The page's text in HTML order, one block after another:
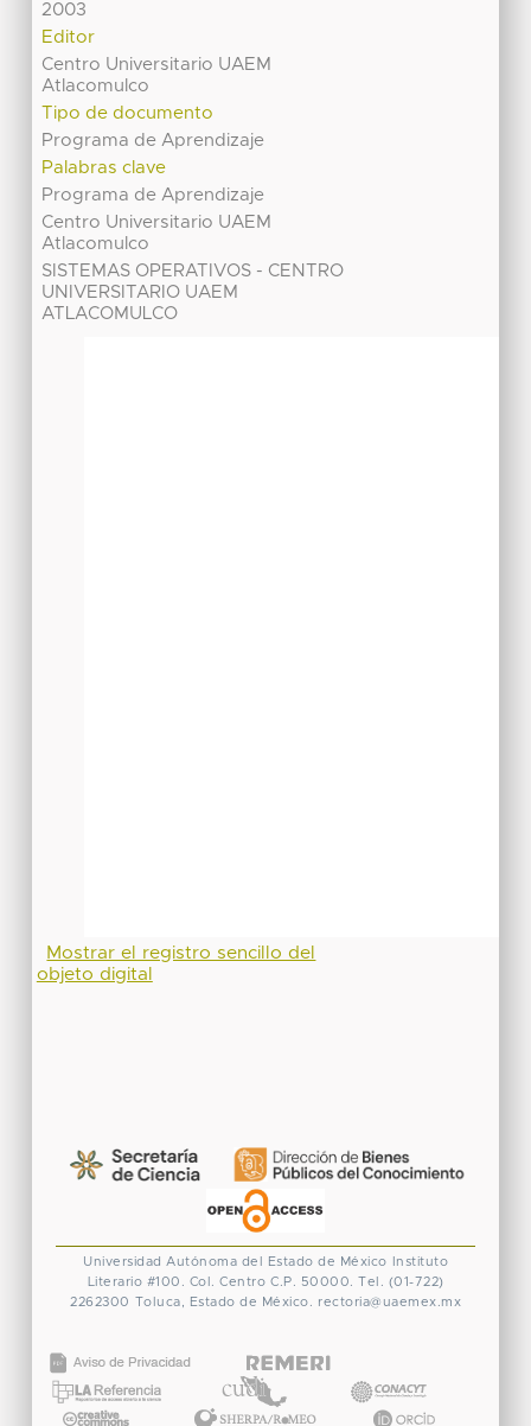
2003
Editor
Centro Universitario UAEM
Atlacomulco
Tipo de documento
Programa de Aprendizaje
Palabras clave
Programa de Aprendizaje
Centro Universitario UAEM
Atlacomulco
SISTEMAS OPERATIVOS - CENTRO
UNIVERSITARIO UAEM
ATLACOMULCO
Mostrar el registro sencillo del
objeto digital
Universidad Autónoma del Estado de México
Instituto
Literario #100. Col. Centro C.P. 50000. Tel. (01-722)
2262300
Toluca, Estado de México. rectoria@uaemex.mx